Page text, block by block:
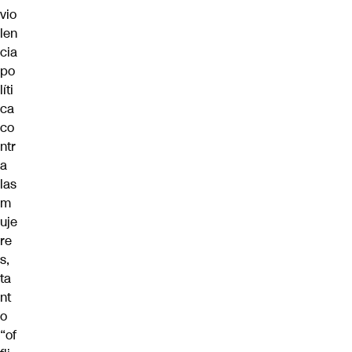
vio
len
cia
po
líti
ca
co
ntr
a
las
m
uje
re
s,
ta
nt
o
“of